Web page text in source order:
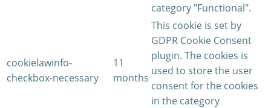
category "Functional".
cookielawinfo-
checkbox-necessary
11
months
This cookie is set by
GDPR Cookie Consent
plugin. The cookies is
used to store the user
consent for the cookies
in the category